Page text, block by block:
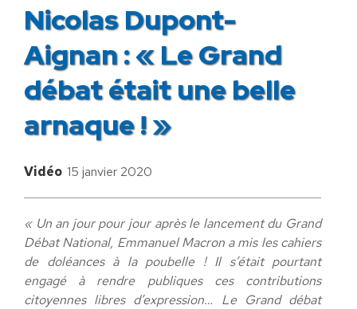
Nicolas Dupont-
Aignan : « Le Grand
débat était une belle
arnaque ! »
Vidéo 15 janvier 2020
« Un an jour pour jour après le lancement du Grand
Débat National, Emmanuel Macron a mis les cahiers
de doléances à la poubelle ! Il s’était pourtant
engagé à rendre publiques ces contributions
citoyennes libres d’expression… Le Grand débat